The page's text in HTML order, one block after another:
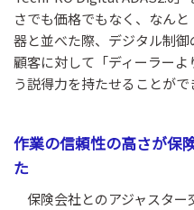
さでも価格でもなく、なん
器と並べた際、デジタル制御
顧客に対して「ディーラー
う説得力を持たせることがで
作業の信頼性の高さが保
た
保険会社とのアジャスター